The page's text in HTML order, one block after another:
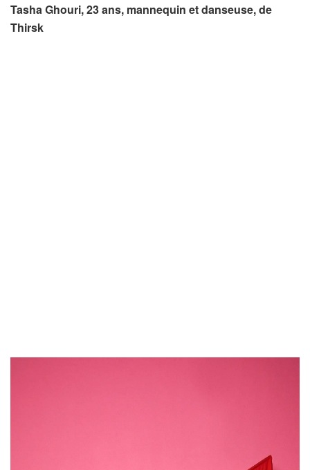
Tasha Ghouri, 23 ans, mannequin et danseuse, de
Thirsk